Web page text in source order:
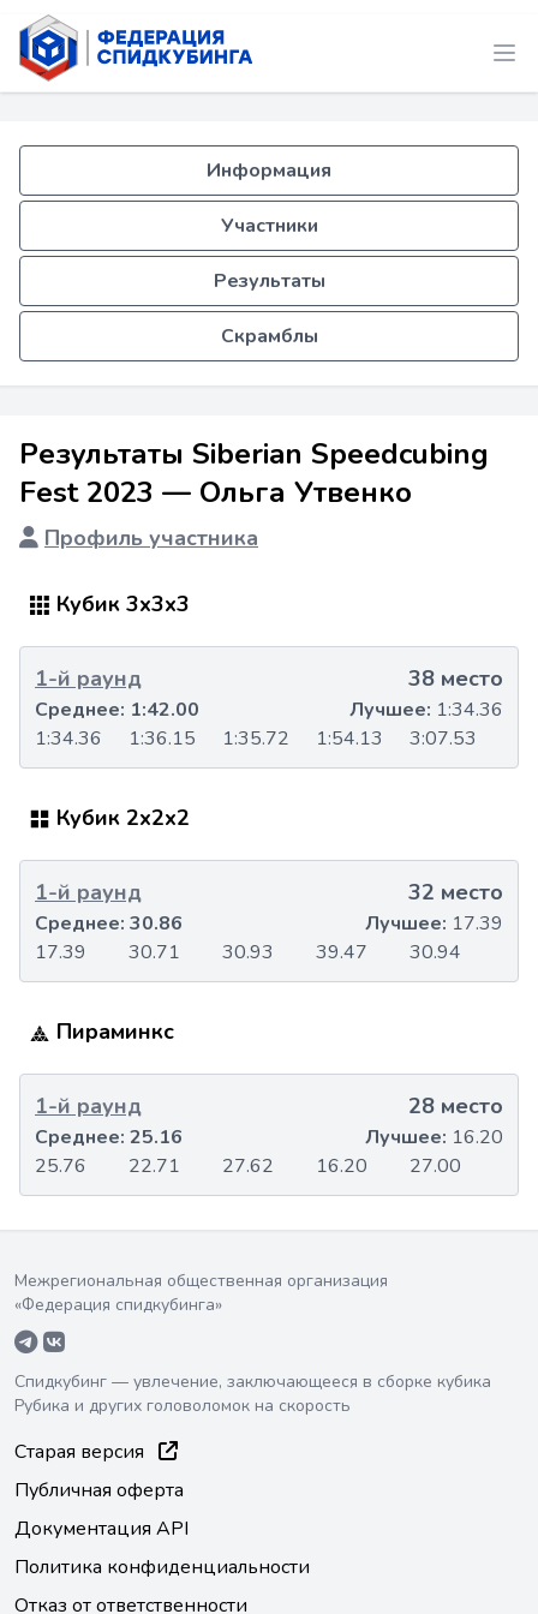
Информация
Участники
Результаты
Скрамблы
Результаты Siberian Speedcubing
Fest 2023 — Ольга Утвенко
Профиль участника
Кубик 3x3x3
1-й раунд 38 место
1:34.36 1:36.15 1:35.72 1:54.13 3:07.53
Среднее: 1:42.00 Лучшее: 1:34.36
Кубик 2x2x2
1-й раунд 32 место
17.39 30.71 30.93 39.47 30.94
Среднее: 30.86 Лучшее: 17.39
Пираминкс
1-й раунд 28 место
25.76 22.71 27.62 16.20 27.00
Среднее: 25.16 Лучшее: 16.20
Межрегиональная общественная организация
«Федерация спидкубинга»
Спидкубинг — увлечение, заключающееся в сборке кубика
Рубика и других головоломок на скорость
Старая версия
Публичная оферта
Документация API
Политика конфиденциальности
Отказ от ответственности